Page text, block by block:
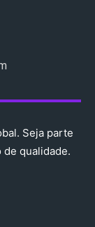
Seja parte
qualidade.